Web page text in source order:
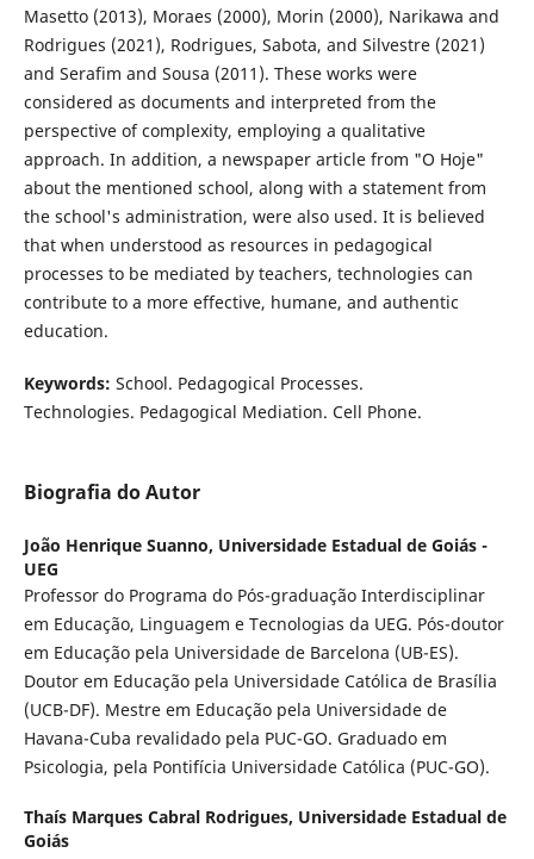
Masetto (2013), Moraes (2000), Morin (2000), Narikawa and
Rodrigues (2021), Rodrigues, Sabota, and Silvestre (2021)
and Serafim and Sousa (2011). These works were
considered as documents and interpreted from the
perspective of complexity, employing a qualitative
approach. In addition, a newspaper article from "O Hoje"
about the mentioned school, along with a statement from
the school's administration, were also used. It is believed
that when understood as resources in pedagogical
processes to be mediated by teachers, technologies can
contribute to a more effective, humane, and authentic
education.
Keywords: School. Pedagogical Processes.
Technologies. Pedagogical Mediation. Cell Phone.
Biografia do Autor
João Henrique Suanno, Universidade Estadual de Goiás -
UEG
Professor do Programa do Pós-graduação Interdisciplinar
em Educação, Linguagem e Tecnologias da UEG. Pós-doutor
em Educação pela Universidade de Barcelona (UB-ES).
Doutor em Educação pela Universidade Católica de Brasília
(UCB-DF). Mestre em Educação pela Universidade de
Havana-Cuba revalidado pela PUC-GO. Graduado em
Psicologia, pela Pontifícia Universidade Católica (PUC-GO).
Thaís Marques Cabral Rodrigues, Universidade Estadual de
Goiás